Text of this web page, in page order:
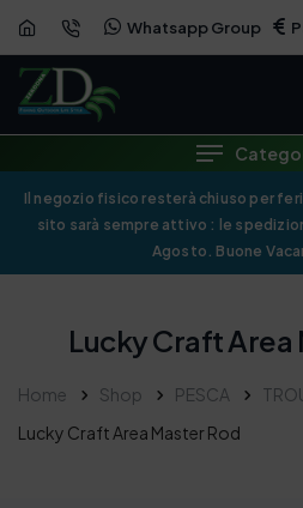
Whatsapp Group
Il negozio fisico resterà chiuso per
sito sarà sempre attivo : le
Agosto. Buone
Lucky Craft Area
Home Shop PESCA
Lucky Craft Area Master Rod
OFFERTA